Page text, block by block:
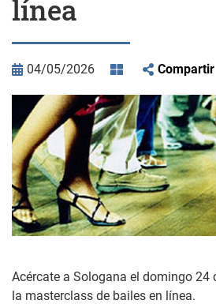
línea
04/05/2026 Compartir
Acércate a Sologana el domingo 24
la masterclass de bailes en línea.